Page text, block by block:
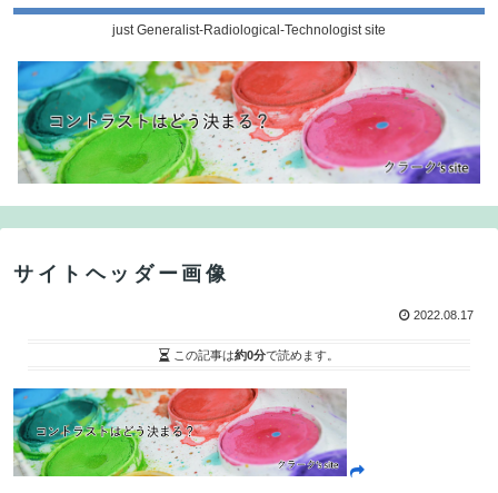
just Generalist-Radiological-Technologist site
サイトヘッダー画像
2022.08.17
この記事は約0分で読めます。